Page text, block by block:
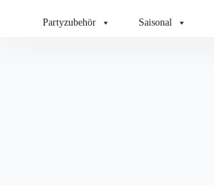
Partyzubehör Saisonal